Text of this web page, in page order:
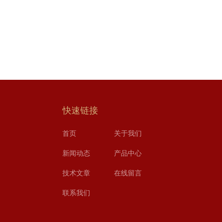
快速链接
首页 关于我们
新闻动态 产品中心
技术文章 在线留言
联系我们